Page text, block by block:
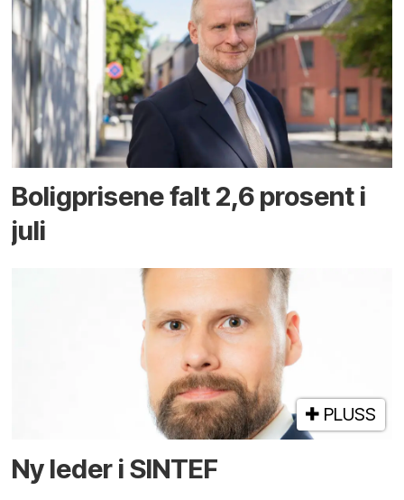
Boligprisene falt 2,6 prosent i
juli
PLUSS
Ny leder i SINTEF